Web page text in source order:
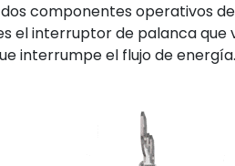
componentes operativos
el interruptor de palanca que
interrumpe el flujo de energía.